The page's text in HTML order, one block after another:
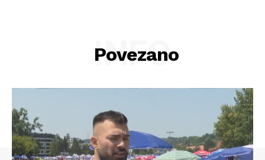
Povezano
INFO